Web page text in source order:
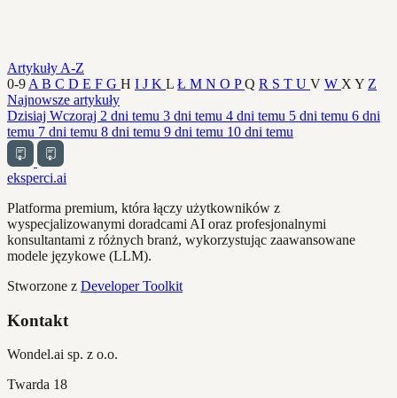
Artykuły A-Z
0-9 A B C D E F G H I J K L Ł M N O PQ R S T U V W X Y Z
Najnowsze artykuły
Dzisiaj Wczoraj 2 dni temu 3 dni temu 4 dni temu 5 dni temu 6 dni
temu 7 dni temu 8 dni temu 9 dni temu 10 dni temu
eksperci.ai
Platforma premium, która łączy użytkowników z
wyspecjalizowanymi doradcami AI oraz profesjonalnymi
konsultantami z różnych branż, wykorzystując zaawansowane
modele językowe (LLM).
Stworzone z Developer Toolkit
Kontakt
Wondel.ai sp. z o.o.
Twarda 18